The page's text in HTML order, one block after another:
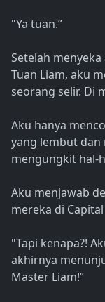
"Ya tuan.”
Setelah menyeka
Tuan Liam, aku
seorang selir. Di
Aku hanya
yang lembut dan
mengungkit hal-
Aku menjawab
mereka di
"Tapi kenapa?!
akhirnya
Master Liam!”